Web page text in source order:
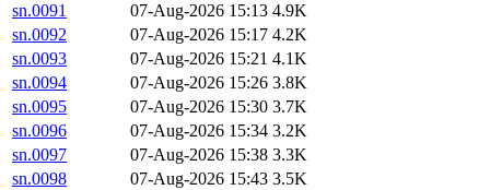
sn.0091
07-Aug-2026 15:13 4.9K
sn.0092
07-Aug-2026 15:17 4.2K
sn.0093
07-Aug-2026 15:21 4.1K
sn.0094
07-Aug-2026 15:26 3.8K
sn.0095
07-Aug-2026 15:30 3.7K
sn.0096
07-Aug-2026 15:34 3.2K
sn.0097
07-Aug-2026 15:38 3.3K
sn.0098
07-Aug-2026 15:43 3.5K